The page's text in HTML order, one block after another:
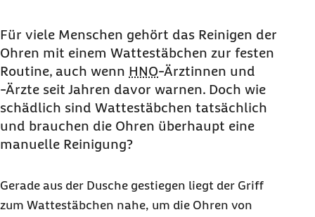
Für viele Menschen gehört das Reinigen der
Ohren mit einem Wattestäbchen zur festen
Routine, auch wenn HNO-Ärztinnen und
-Ärzte seit Jahren davor warnen. Doch wie
schädlich sind Wattestäbchen tatsächlich
und brauchen die Ohren überhaupt eine
manuelle Reinigung?
Gerade aus der Dusche gestiegen liegt der Griff
zum Wattestäbchen nahe, um die Ohren von